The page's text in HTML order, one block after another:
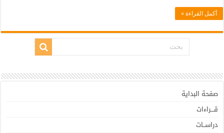
أكمل القراءة »
صفحة البداية
قـــراءات
دراســات